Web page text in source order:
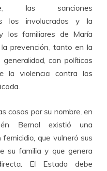
las sanciones
los involucrados y la
los familiares de María
prevención, tanto en la
con políticas
la violencia contra las
cosas por su nombre, en
Bernal existió una
que vulneró sus
su familia y que genera
El Estado debe